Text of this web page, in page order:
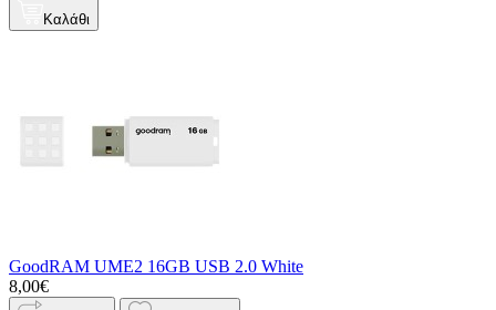
Καλάθι
GoodRAM UME2 16GB USB 2.0 White
8,00€